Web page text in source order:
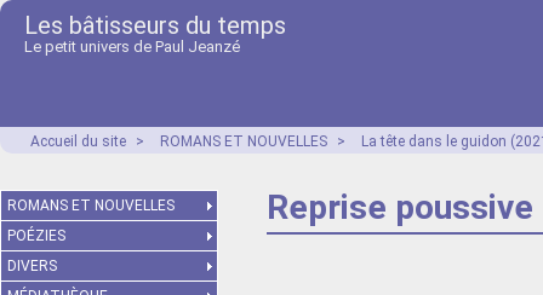
Les bâtisseurs du temps
Le petit univers de Paul Jeanzé
Accueil du site > ROMANS ET NOUVELLES > La tête dans le guidon
Reprise poussive
ROMANS ET NOUVELLES
POÉZIES
DIVERS